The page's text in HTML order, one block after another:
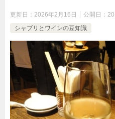
更新日： 2026年2月16日 公開日：
シャブリとワインの豆知識